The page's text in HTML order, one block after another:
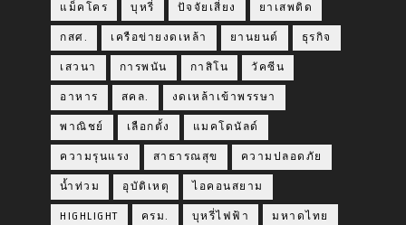
แม็คโคร บุหรี่ ปัจจัยเสี่ยง ยาเสพติด
กสศ. เครือข่ายงดเหล้า ยานยนต์ ธุรกิจ
เสวนา การพนัน กาสิโน วัคซีน
อาหาร สคล. งดเหล้าเข้าพรรษา
พาณิชย์ เลือกตั้ง แมคโดนัลด์
ความรุนแรง สาธารณสุข ความปลอดภัย
น้ำท่วม อุบัติเหตุ ไอคอนสยาม
HIGHLIGHT ครม. บุหรี่ไฟฟ้า มหาดไทย